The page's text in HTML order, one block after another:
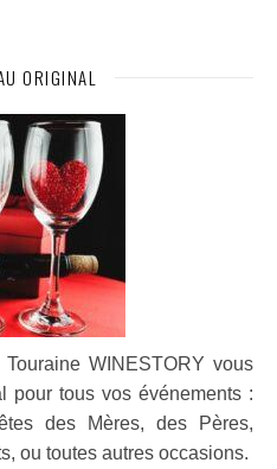
ORIGINAL
WINESTORY vous
pour tous vos événements :
des Mères, des Pères,
ou toutes autres occasions.